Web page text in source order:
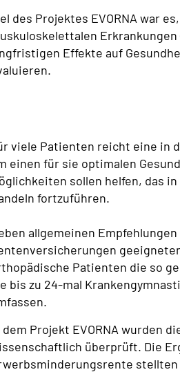
des Projektes EVORNA war
Effekte auf
viele Patienten reicht eine in
einen für sie optimalen
sollen helfen, das
fortzuführen.
allgemeinen
Patienten die so
bis zu 24-mal
dem Projekt EVORNA wurden
überprüft. Die
stellten